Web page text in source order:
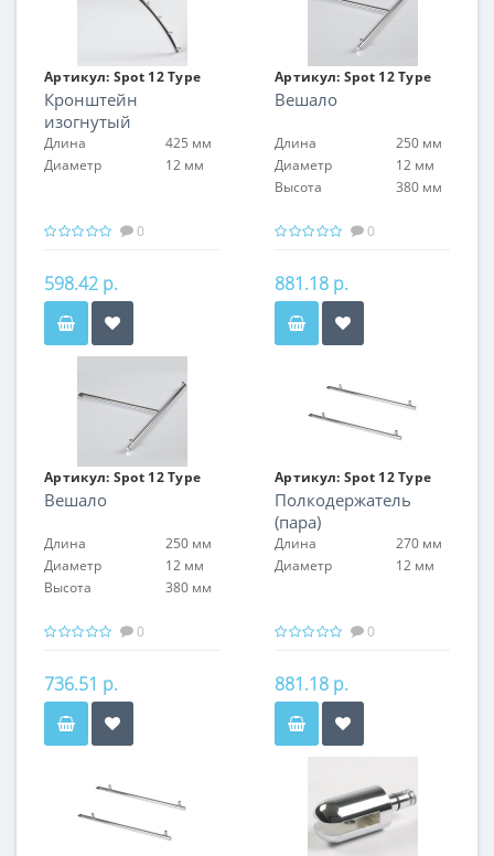
Артикул: Spot 12 Type
17
Кронштейн
изогнутый
Длина
425 мм
Диаметр
12 мм
0
598.42 р.
Артикул: Spot 12 Type
18
Вешало
Длина
250 мм
Диаметр
12 мм
Высота
380 мм
0
881.18 р.
Артикул: Spot 12 Type
18
Вешало
Длина
250 мм
Диаметр
12 мм
Высота
380 мм
0
736.51 р.
Артикул: Spot 12 Type
19
Полкодержатель
(пара)
Длина
270 мм
Диаметр
12 мм
0
881.18 р.